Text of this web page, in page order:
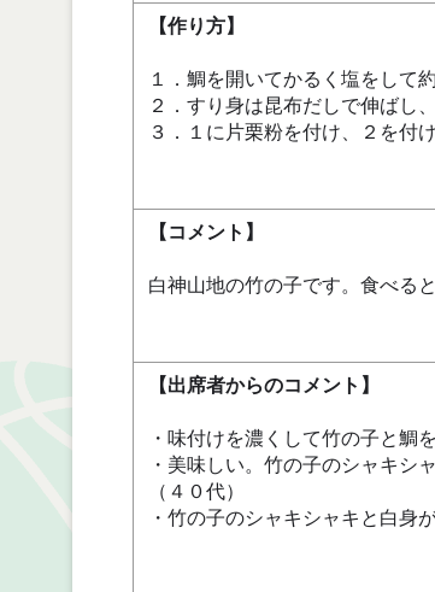
【作り方】
１．鯛を開いてかるく塩をして
２．すり身は昆布だしで伸ばし
３．１に片栗粉を付け、２を付
【コメント】
白神山地の竹の子です。食べる
【出席者からのコメント】
・味付けを濃くして竹の子と鯛
・美味しい。竹の子のシャキシ
（４０代）
・竹の子のシャキシャキと白身